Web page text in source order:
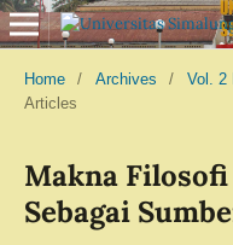
Home / Archives / Vol. 2
Articles
Makna
Sebagai